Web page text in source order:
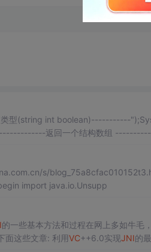
型(string int boolean)-----------
返回一个结构数组
import java.io.Unsupp
的一些基本方法和过程在网上多如牛毛
面这些文章: 利用VC++6.0实现JNI的